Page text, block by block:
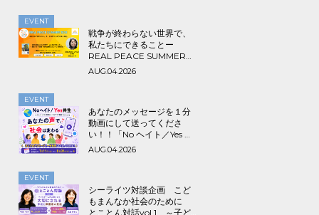
EVENT
戦争が終わらない世界で、
私たちにできることー
REAL PEACE SUMMER
2026
AUG.04.2026
EVENT
あなたのメッセージを１分
動画にして送ってくださ
い！！「No ヘイト／Yes 共
生～みんなでつくる海外ル
AUG.04.2026
EVENT
シーライツ対談企画 こど
もまんなか社会のために
とことん対話vol.1 ～子ど